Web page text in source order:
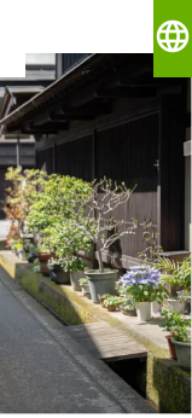
language